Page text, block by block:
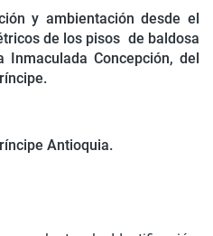
y ambientación desde el
de los pisos de baldosa
Concepción, del
Antioquia.